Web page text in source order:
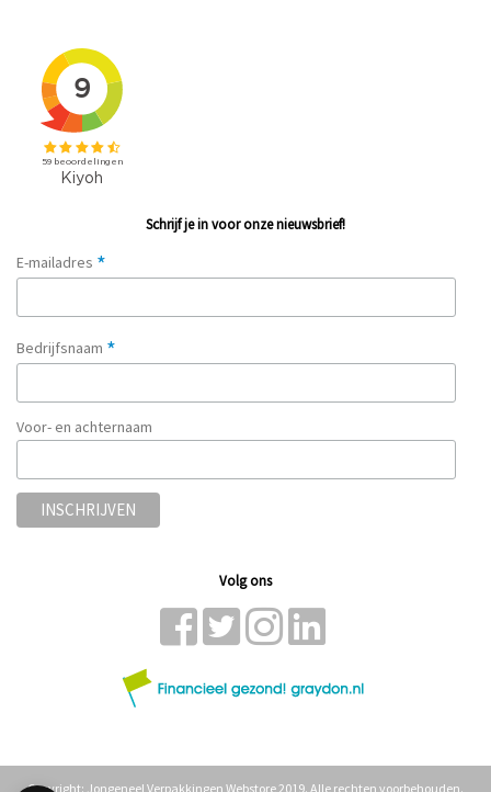
Schrijf je in voor onze nieuwsbrief!
E-mailadres *
Bedrijfsnaam *
Voor- en achternaam
Volg ons
Copyright: Jongeneel Verpakkingen Webstore 2019. Alle rechten voorbehouden.